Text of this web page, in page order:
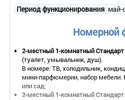
Период функционирования май-
Номерной
2-местный 1-комнатный Стандарт
(туалет, умывальник, душ).
В номере: ТВ, холодильник,
мини-парфюмерии, набор мебели.
или сад;
2-местный 1-комнатный Стандарт